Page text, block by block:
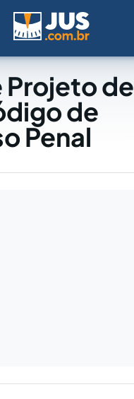
Projeto de
de
Penal